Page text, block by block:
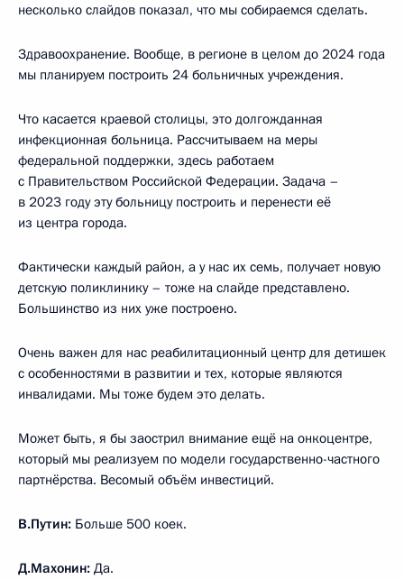
несколько слайдов показал, что мы собираемся сделать.
Здравоохранение. Вообще, в регионе в целом до 2024 года
мы планируем построить 24 больничных учреждения.
Что касается краевой столицы, это долгожданная
инфекционная больница. Рассчитываем на меры
федеральной поддержки, здесь работаем
с Правительством Российской Федерации. Задача –
в 2023 году эту больницу построить и перенести её
из центра города.
Фактически каждый район, а у нас их семь, получает новую
детскую поликлинику – тоже на слайде представлено.
Большинство из них уже построено.
Очень важен для нас реабилитационный центр для детишек
с особенностями в развитии и тех, которые являются
инвалидами. Мы тоже будем это делать.
Может быть, я бы заострил внимание ещё на онкоцентре,
который мы реализуем по модели государственно-частного
партнёрства. Весомый объём инвестиций.
В.Путин: Больше 500 коек.
Д.Махонин: Да.